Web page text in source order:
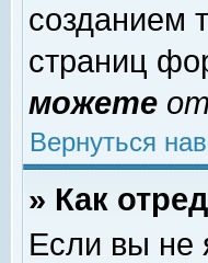
созданием
страниц
можете
Вернуться
» Как
Если вы не